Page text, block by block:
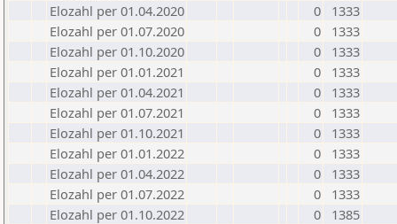
Elozahl per 01.04.2020
0
1333
Elozahl per 01.07.2020
0
1333
Elozahl per 01.10.2020
0
1333
Elozahl per 01.01.2021
0
1333
Elozahl per 01.04.2021
0
1333
Elozahl per 01.07.2021
0
1333
Elozahl per 01.10.2021
0
1333
Elozahl per 01.01.2022
0
1333
Elozahl per 01.04.2022
0
1333
Elozahl per 01.07.2022
0
1333
Elozahl per 01.10.2022
0
1385